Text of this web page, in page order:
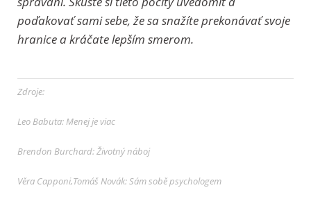
poďakovať sami sebe, že sa snažíte prekonávať svoje
hranice a kráčate lepším smerom.
Zdroje:
Leo Babuta: Menej je viac
Brendon Burchard: Životný náboj
Věra Capponi,Tomáš Novák: Sám sobě psychologem